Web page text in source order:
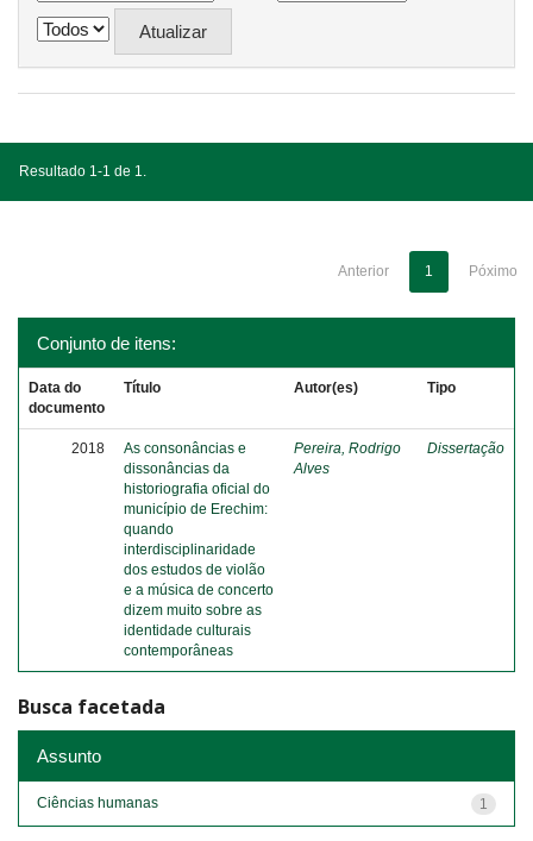
Resultado 1-1 de 1.
Anterior 1 Póximo
Conjunto de itens:
Data do
documento
Título Autor(es) Tipo
2018
As consonâncias e
dissonâncias da
historiografia oficial do
município de Erechim:
quando
interdisciplinaridade
dos estudos de violão
e a música de concerto
dizem muito sobre as
identidade culturais
contemporâneas
Pereira, Rodrigo
Alves
Dissertação
Busca facetada
Assunto
1
Ciências humanas